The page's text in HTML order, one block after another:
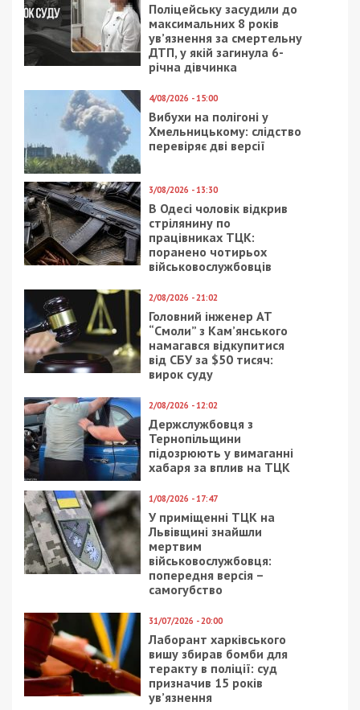
Поліцейську засудили до
максимальних 8 років
ув’язнення за смертельну
ДТП, у якій загинула 6-
річна дівчинка
4/08/2026 - 15:00
Вибухи на полігоні у
Хмельницькому: слідство
перевіряє дві версії
3/08/2026 - 13:30
В Одесі чоловік відкрив
стрілянину по
працівниках ТЦК:
поранено чотирьох
військовослужбовців
2/08/2026 - 21:02
Головний інженер АТ
“Смоли” з Кам’янського
намагався відкупитися
від СБУ за $50 тисяч:
вирок суду
2/08/2026 - 12:02
Держслужбовця з
Тернопільщини
підозрюють у вимаганні
хабаря за вплив на ТЦК
1/08/2026 - 17:47
У приміщенні ТЦК на
Львівщині знайшли
мертвим
військовослужбовця:
попередня версія –
самогубство
31/07/2026 - 20:00
Лаборант харківського
вишу збирав бомби для
теракту в поліції: суд
призначив 15 років
ув’язнення